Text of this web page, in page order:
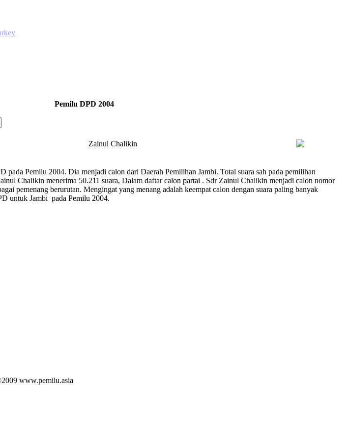
Pemilu DPD 2004
Zainul Chalikin
Pemilu 2004. Dia menjadi calon dari Daerah Pemilihan Jambi. Total suara sah pada pemilihan
Chalikin menerima 50.211 suara, Dalam daftar calon partai . Sdr Zainul Chalikin menjadi calon nomor
pemenang berurutan. Mengingat yang menang adalah keempat calon dengan suara paling banyak
untuk Jambi pada Pemilu 2004.
www.pemilu.asia